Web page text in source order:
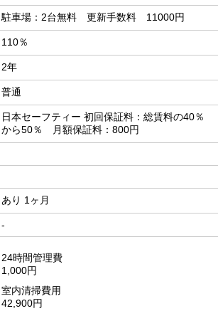
駐車場：2台無料 更新手数料 11000円
110％
2年
普通
日本セーフティー 初回保証料：総賃料の40％
から50％ 月額保証料：800円
あり 1ヶ月
-
24時間管理費
1,000円
室内清掃費用
42,900円